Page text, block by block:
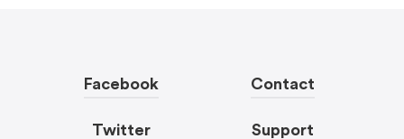
Facebook
Twitter
Contact
Support